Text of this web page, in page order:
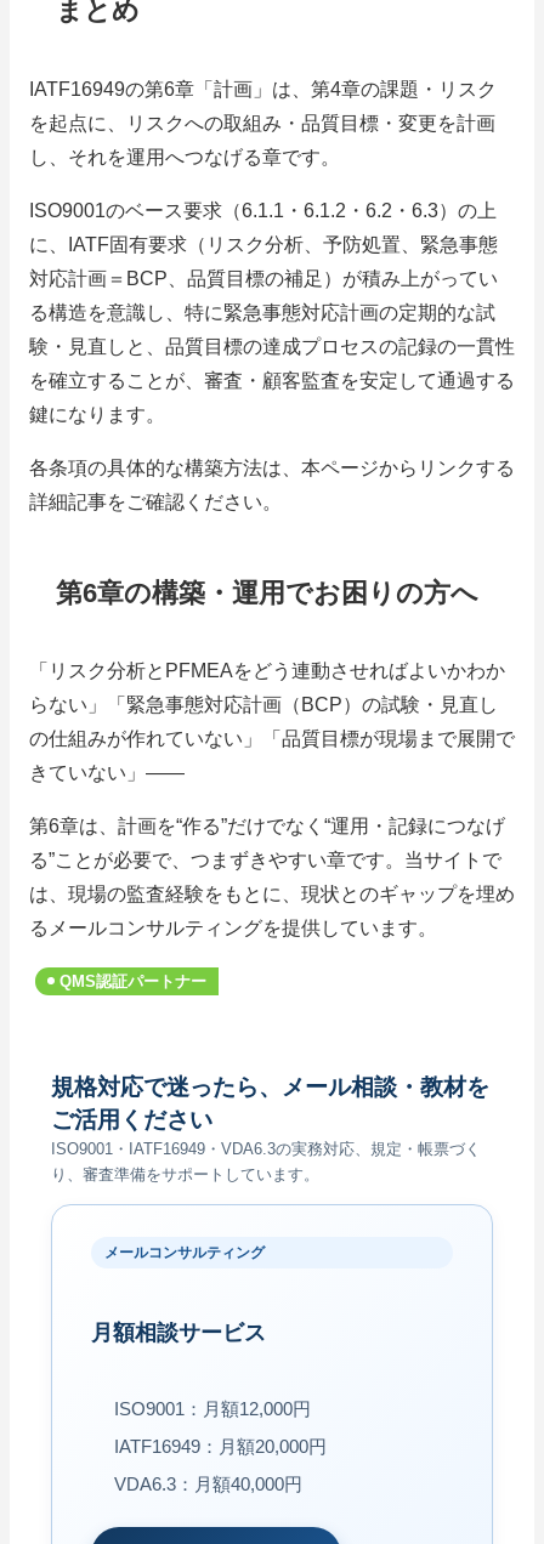
まとめ
IATF16949の第6章「計画」は、第4章の課題・リスク
を起点に、リスクへの取組み・品質目標・変更を計画
し、それを運用へつなげる章です。
ISO9001のベース要求（6.1.1・6.1.2・6.2・6.3）の上
に、IATF固有要求（リスク分析、予防処置、緊急事態
対応計画＝BCP、品質目標の補足）が積み上がってい
る構造を意識し、特に緊急事態対応計画の定期的な試
験・見直しと、品質目標の達成プロセスの記録の一貫性
を確立することが、審査・顧客監査を安定して通過する
鍵になります。
各条項の具体的な構築方法は、本ページからリンクする
詳細記事をご確認ください。
第6章の構築・運用でお困りの方へ
「リスク分析とPFMEAをどう連動させればよいかわか
らない」「緊急事態対応計画（BCP）の試験・見直し
の仕組みが作れていない」「品質目標が現場まで展開で
きていない」——
第6章は、計画を“作る”だけでなく“運用・記録につなげ
る”ことが必要で、つまずきやすい章です。当サイトで
は、現場の監査経験をもとに、現状とのギャップを埋め
るメールコンサルティングを提供しています。
QMS認証パートナー
規格対応で迷ったら、メール相談・教材を
ご活用ください
ISO9001・IATF16949・VDA6.3の実務対応、規定・帳票づく
り、審査準備をサポートしています。
メールコンサルティング
月額相談サービス
ISO9001：月額12,000円
IATF16949：月額20,000円
VDA6.3：月額40,000円